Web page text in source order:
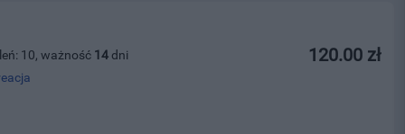
120.00 zł
10, ważność 14 dni